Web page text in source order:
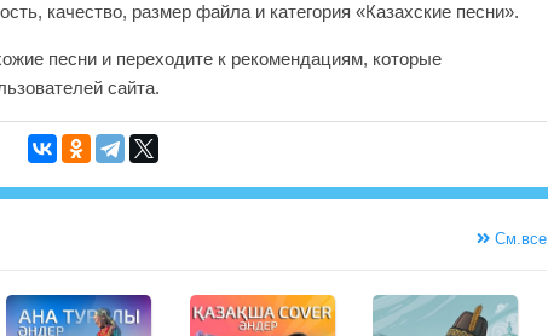
качество, размер файла и категория «Казахские песни».
песни и переходите к рекомендациям, которые
сайта.
См.все